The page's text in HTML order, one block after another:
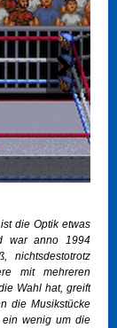
die Optik etwas
war anno 1994
nichtsdestotrotz
mit mehreren
Wahl hat, greift
die Musikstücke
wenig um die